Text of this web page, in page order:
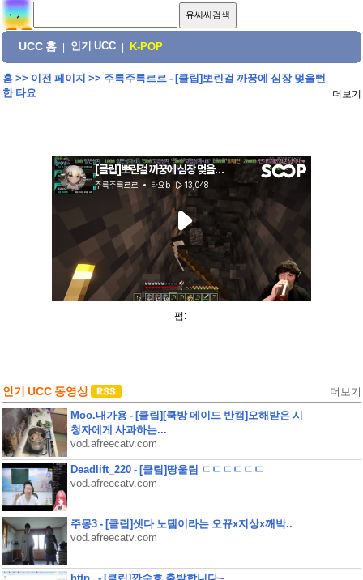
UCC 홈 인기 UCC K-POP
홈>> 이전 페이지 >> 주륵주륵르르 - [클립]뽀린걸 까꿍에 심장 멎을뻔
한 타요
더보기
펌:
인기 UCC 동영상 더보기
Moo.내가용 - [클립][쿡방 메이드 반캠]오해받은 시
청자에게 사과하는...
vod.afreecatv.com
Deadlift_220 - [클립]땅울림 ㄷㄷㄷㄷㄷㄷ
vod.afreecatv.com
주몽3 - [클립]셋다 노템이라는 오뀨x지상x깨박..
vod.afreecatv.com